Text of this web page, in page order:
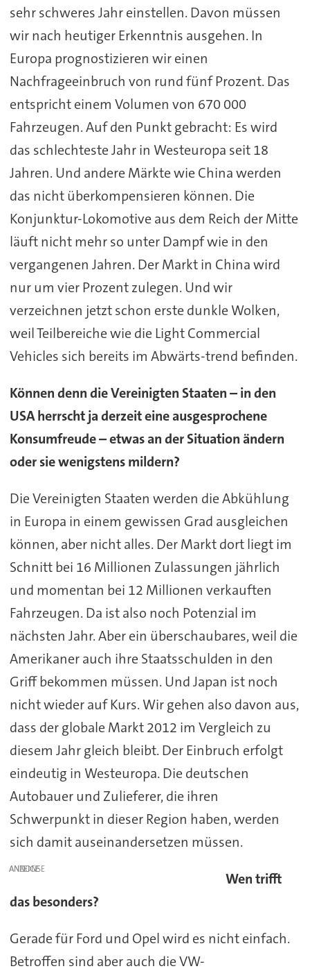
sehr schweres Jahr einstellen. Davon müssen
wir nach heutiger Erkenntnis ausgehen. In
Europa prognostizieren wir einen
Nachfrageeinbruch von rund fünf Prozent. Das
entspricht einem Volumen von 670 000
Fahrzeugen. Auf den Punkt gebracht: Es wird
das schlechteste Jahr in Westeuropa seit 18
Jahren. Und andere Märkte wie China werden
das nicht überkompensieren können. Die
Konjunktur-Lokomotive aus dem Reich der Mitte
läuft nicht mehr so unter Dampf wie in den
vergangenen Jahren. Der Markt in China wird
nur um vier Prozent zulegen. Und wir
verzeichnen jetzt schon erste dunkle Wolken,
weil Teilbereiche wie die Light Commercial
Vehicles sich bereits im Abwärts-trend befinden.
Können denn die Vereinigten Staaten – in den
USA herrscht ja derzeit eine ausgesprochene
Konsumfreude – etwas an der Situation ändern
oder sie wenigstens mildern?
Die Vereinigten Staaten werden die Abkühlung
in Europa in einem gewissen Grad ausgleichen
können, aber nicht alles. Der Markt dort liegt im
Schnitt bei 16 Millionen Zulassungen jährlich
und momentan bei 12 Millionen verkauften
Fahrzeugen. Da ist also noch Potenzial im
nächsten Jahr. Aber ein überschaubares, weil die
Amerikaner auch ihre Staatsschulden in den
Griff bekommen müssen. Und Japan ist noch
nicht wieder auf Kurs. Wir gehen also davon aus,
dass der globale Markt 2012 im Vergleich zu
diesem Jahr gleich bleibt. Der Einbruch erfolgt
eindeutig in Westeuropa. Die deutschen
Autobauer und Zulieferer, die ihren
Schwerpunkt in dieser Region haben, werden
sich damit auseinandersetzen müssen.
ANZEIGE
Wen trifft
das besonders?
Gerade für Ford und Opel wird es nicht einfach.
Betroffen sind aber auch die VW-